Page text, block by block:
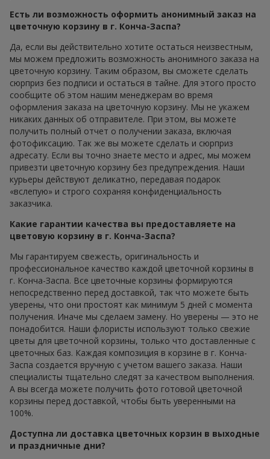
Есть ли возможность оформить анонимный заказ на
цветочную корзину в г. Конча-Заспа?
Да, если вы действительно хотите остаться неизвестным,
мы можем предложить возможность анонимного заказа на
цветочную корзину. Таким образом, вы сможете сделать
сюрприз без подписи и остаться в тайне. Для этого просто
сообщите об этом нашим менеджерам во время
оформления заказа на цветочную корзину. Мы не укажем
никаких данных об отправителе. При этом, вы можете
получить полный отчет о получении заказа, включая
фотофиксацию. Так же вы можете сделать и сюрприз
адресату. Если вы точно знаете место и адрес, мы можем
привезти цветочную корзину без предупреждения. Наши
курьеры действуют деликатно, передавая подарок
«вслепую» и строго сохраняя конфиденциальность
заказчика.
Какие гарантии качества вы предоставляете на
цветовую корзину в г. Конча-Заспа?
Мы гарантируем свежесть, оригинальность и
профессиональное качество каждой цветочной корзины в
г. Конча-Заспа. Все цветочные корзины формируются
непосредственно перед доставкой, так что можете быть
уверены, что они простоят как минимум 5 дней с момента
получения. Иначе мы сделаем замену. Но уверены — это не
понадобится. Наши флористы используют только свежие
цветы для цветочной корзины, только что доставленные с
цветочных баз. Каждая композиция в корзине в г. Конча-
Заспа создается вручную с учетом вашего заказа. Наши
специалисты тщательно следят за качеством выполнения.
А вы всегда можете получить фото готовой цветочной
корзины перед доставкой, чтобы быть уверенными на
100%.
Доступна ли доставка цветочных корзин в выходные
и праздничные дни?